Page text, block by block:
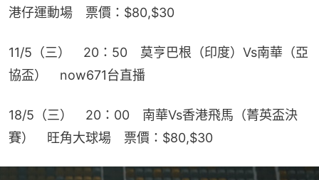
港仔運動場　票價：$80,$30
11/5（三）　20：50　莫亨巴根（印度）Vs南華（亞
協盃）　now671台直播
18/5（三）　20：00　南華Vs香港飛馬（菁英盃決
賽）　旺角大球場　票價：$80,$30